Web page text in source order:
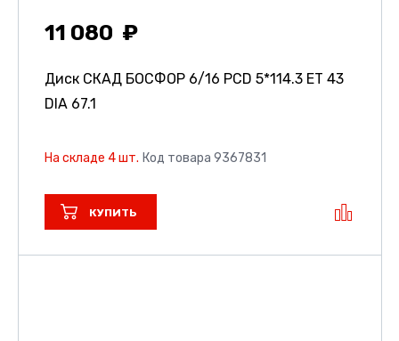
11 080
Диск СКАД БОСФОР 6/16 PCD 5*114.3 ET 43
DIA 67.1
На складе 4 шт. Код товара 9367831
КУПИТЬ